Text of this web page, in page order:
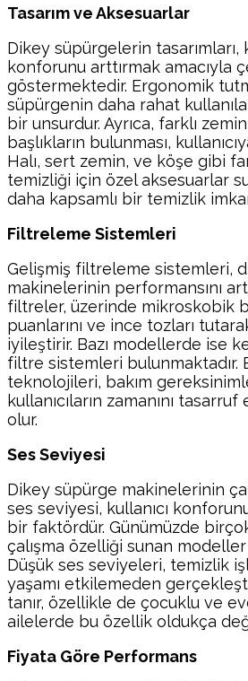
Tasarım ve Aksesuarlar
Dikey süpürgelerin tasarımları,
konforunu arttırmak amacıyla
göstermektedir. Ergonomik
süpürgenin daha rahat
bir unsurdur. Ayrıca, farklı
başlıkların bulunması,
Halı, sert zemin, ve köşe gibi
temizliği için özel aksesuarlar
daha kapsamlı bir temizlik
Filtreleme Sistemleri
Gelişmiş filtreleme sistemleri,
makinelerinin performansını
filtreler, üzerinde mikroskobik
puanlarını ve ince tozları
iyileştirir. Bazı modellerde ise
filtre sistemleri bulunmaktadır.
teknolojileri, bakım
kullanıcıların zamanını
olur.
Ses Seviyesi
Dikey süpürge makinelerinin
ses seviyesi, kullanıcı
bir faktördür. Günümüzde
çalışma özelliği sunan
Düşük ses seviyeleri, temizlik
yaşamı etkilemeden
tanır, özellikle de çocuklu ve
ailelerde bu özellik oldukça
Fiyata Göre Performans